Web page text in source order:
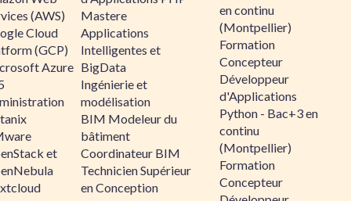
(AWS)
Cloud
(GCP)
Azure
et
Mastere
Applications
Intelligentes et
BigData
Ingénierie et
modélisation
BIM Modeleur du
bâtiment
Coordinateur BIM
Technicien Supérieur
en Conception
en continu
(Montpellier)
Formation
Concepteur
Développeur
d'Applications
Python - Bac+3 en
continu
(Montpellier)
Formation
Concepteur